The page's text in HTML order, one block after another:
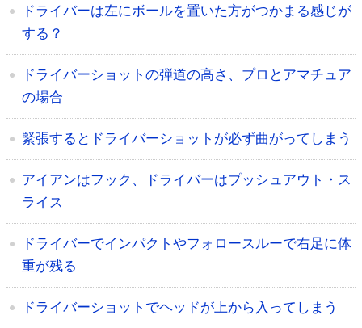
ドライバーは左にボールを置いた方がつかまる感じが
する？
ドライバーショットの弾道の高さ、プロとアマチュア
の場合
緊張するとドライバーショットが必ず曲がってしまう
アイアンはフック、ドライバーはプッシュアウト・ス
ライス
ドライバーでインパクトやフォロースルーで右足に体
重が残る
ドライバーショットでヘッドが上から入ってしまう